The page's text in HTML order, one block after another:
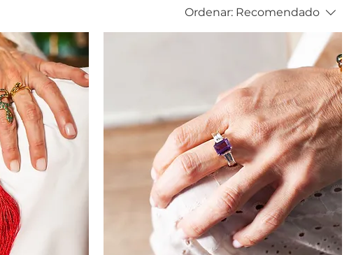
Ordenar: Recomendado